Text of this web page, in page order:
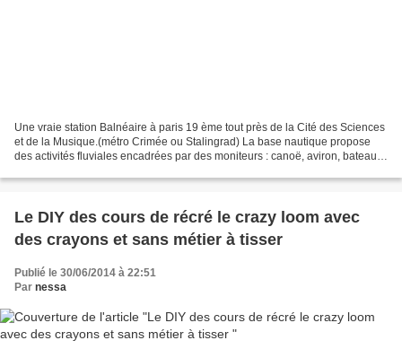
Une vraie station Balnéaire à paris 19 ème tout près de la Cité des Sciences
et de la Musique.(métro Crimée ou Stalingrad) La base nautique propose
des activités fluviales encadrées par des moniteurs : canoë, aviron, bateaux
Le DIY des cours de récré le crazy loom avec
des crayons et sans métier à tisser
Publié le 30/06/2014 à 22:51
Par nessa